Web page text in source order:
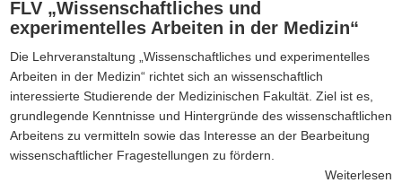
FLV „Wissenschaftliches und
experimentelles Arbeiten in der Medizin“
Die Lehrveranstaltung „Wissenschaftliches und experimentelles
Arbeiten in der Medizin“ richtet sich an wissenschaftlich
interessierte Studierende der Medizinischen Fakultät. Ziel ist es,
grundlegende Kenntnisse und Hintergründe des wissenschaftlichen
Arbeitens zu vermitteln sowie das Interesse an der Bearbeitung
wissenschaftlicher Fragestellungen zu fördern.
Weiterlesen